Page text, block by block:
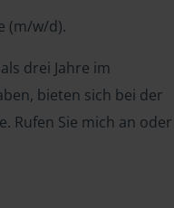
(m/w/d).
drei Jahre im
bieten sich bei der
Rufen Sie mich an oder